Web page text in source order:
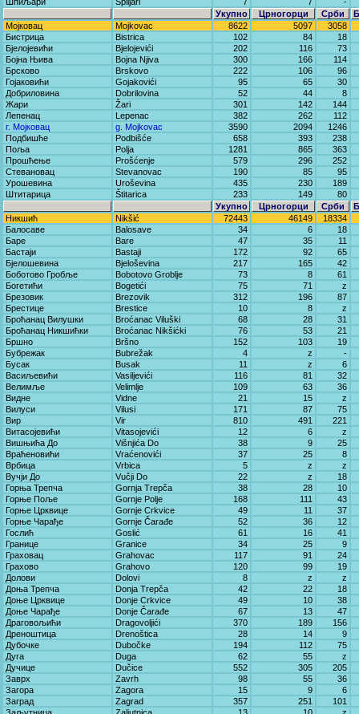
Укупно
Црногорци Срби
Мојковац
Mojkovac 8622 5097
3058
Бистрица
Bistrica 102 84
18
Бјелојевићи
Bjelojevići 202 116
73
Бојна Њива
Bojna Njiva 300 166
114
Брсково
Brskovo 222 106
96
Гојаковићи
Gojakovići 95 65
30
Добриловина
Dobrilovina 52 44
8
Жари
Žari 301 142
144
Лепенац
Lepenac 382 262
112
г. Мојковац
g. Mojkovac 3590 2094
1246
Подбишће
Podbišće 658 393
238
Поља
Polja 1281 865
363
Прошћење
Prošćenje 579 296
252
Стевановац
Stevanovac 190 85
95
Урошевина
Uroševina 435 230
189
Штитарица
Štitarica 233 149
80
Укупно
Црногорци Срби
Никшић
Nikšić 72443 46149
18334
Балосаве
Balosave 34 6
18
Баре
Bare 47 35
11
Бастаји
Bastaji 172 92
65
Бјелошевина
Bjeloševina 217 165
42
Боботово Гробље
Bobotovo Groblje 73 8
61
Богетићи
Bogetići 75 71
z
Брезовик
Brezovik 312 196
87
Брестице
Brestice 10 8
z
Броћанац Вилушки
Broćanac Viluški 68 28
31
Броћанац Никшићки
Broćanac Nikšićki 76 53
21
Бршно
Bršno 152 103
19
Бубрежак
Bubrežak 4 z
-
Бусак
Busak 11 z
6
Васиљевићи
Vasiljevići 116 81
32
Велимље
Velimlje 109 63
36
Видне
Vidne 21 15
z
Вилуси
Vilusi 171 87
75
Вир
Vir 810 491
221
Витасојевићи
Vitasojevići 12 6
z
Вишњића До
Višnjića Do 38 9
25
Враћеновићи
Vraćenovići 37 25
8
Врбица
Vrbica 5 z
z
Вучји До
Vučji Do 22 z
18
Горња Трепча
Gornja Trepča 38 28
10
Горње Поље
Gornje Polje 168 111
43
Горње Црквице
Gornje Crkvice 49 11
37
Горње Чарађе
Gornje Čarađe 52 36
12
Гослић
Goslić 61 16
41
Границе
Granice 34 25
9
Граховац
Grahovac 117 91
24
Грахово
Grahovo 120 99
19
Долови
Dolovi 8 z
z
Доња Трепча
Donja Trepča 42 22
18
Доње Црквице
Donje Crkvice 49 10
38
Доње Чарађе
Donje Čarađe 67 13
47
Драговољићи
Dragovoljići 370 189
156
Дреноштица
Drenoštica 28 14
9
Дубочке
Dubočke 194 112
75
Дуга
Duga 62 55
z
Дучице
Dučice 552 305
205
Заврх
Zavrh 98 55
36
Загора
Zagora 15 9
6
Заград
Zagrad 357 251
101